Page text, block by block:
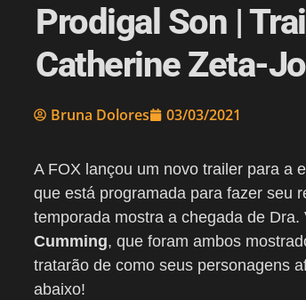
Prodigal Son |
Catherine Zeta-
Bruna Dolores 03/03/2021
A FOX lançou um novo trailer para a
que está programada para fazer seu
temporada mostra a chegada de Dra.
Cumming, que foram ambos
tratarão de como seus personagens
abaixo!